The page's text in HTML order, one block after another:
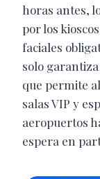
horas antes,
por los
faciales
solo
que permite
salas VIP y
aeropuertos
espera en